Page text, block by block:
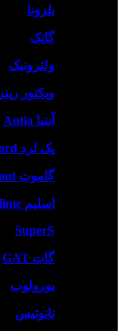
بلزونا
گانک
ولترونیک
ویکتور رینز
آنتیا Antia
پک لرد Packlord
گاموت Gamout
اسلیم Slime
SuperS
گات GAT
یورولوب
نانوتیس